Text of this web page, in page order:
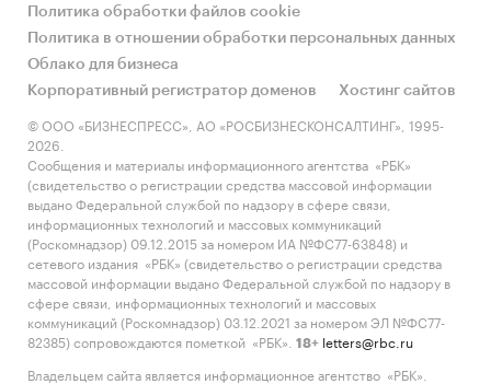
Политика обработки файлов cookie
Политика в отношении обработки персональных данных
Облако для бизнеса
Корпоративный регистратор доменов
Хостинг сайтов
© ООО «БИЗНЕСПРЕСС», АО «РОСБИЗНЕСКОНСАЛТИНГ», 1995-
2026.
Сообщения и материалы информационного агентства «РБК»
(свидетельство о регистрации средства массовой информации
выдано Федеральной службой по надзору в сфере связи,
информационных технологий и массовых коммуникаций
(Роскомнадзор) 09.12.2015 за номером ИА №ФС77-63848) и
сетевого издания «РБК» (свидетельство о регистрации средства
массовой информации выдано Федеральной службой по надзору в
сфере связи, информационных технологий и массовых
коммуникаций (Роскомнадзор) 03.12.2021 за номером ЭЛ №ФС77-
82385) сопровождаются пометкой «РБК».
18+ letters@rbc.ru
Владельцем сайта является информационное агентство «РБК».